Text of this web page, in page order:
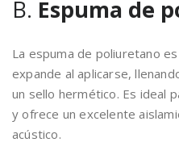
B. Espuma de
La espuma de poliuretano
expande al aplicarse,
un sello hermético. Es ideal
y ofrece un excelente
acústico.